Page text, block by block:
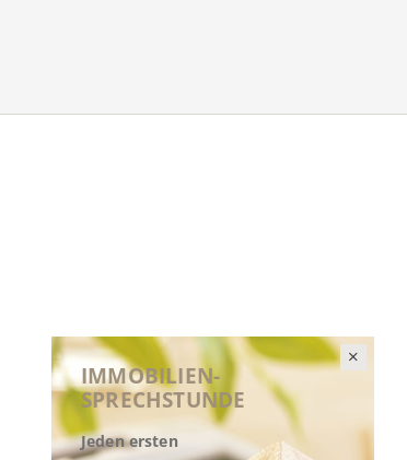
IMMOBILIEN-
SPRECHSTUNDE
Jeden ersten